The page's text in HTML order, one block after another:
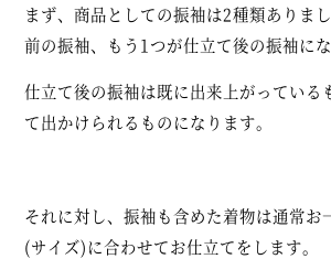
まず、商品としての振袖は2種類ありま
前の振袖、もう1つが仕立て後の振袖にな
仕立て後の振袖は既に出来上がっている
て出かけられるものになります。
それに対し、振袖も含めた着物は通常お
(サイズ)に合わせてお仕立てをします。